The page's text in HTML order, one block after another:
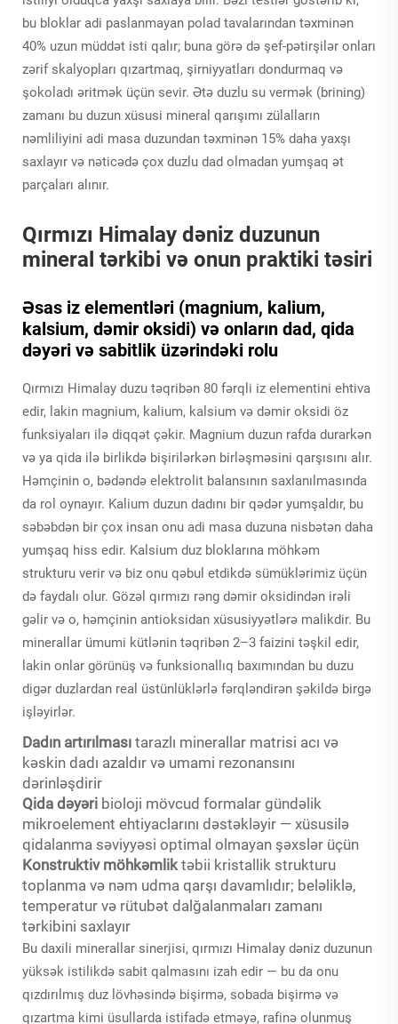
bu bloklar adi paslanmayan polad tavalarından təxminən
40% uzun müddət isti qalır; buna görə də şef-pətirşilər onları
zərif skalyopları qızartmaq, şirniyyatları dondurmaq və
şokoladı əritmək üçün sevir. Ətə duzlu su vermək (brining)
zamanı bu duzun xüsusi mineral qarışımı zülalların
nəmliliyini adi masa duzundan təxminən 15% daha yaxşı
saxlayır və nəticədə çox duzlu dad olmadan yumşaq ət
parçaları alınır.
Qırmızı Himalay dəniz duzunun
mineral tərkibi və onun praktiki təsiri
Əsas iz elementləri (magnium, kalium,
kalsium, dəmir oksidi) və onların dad, qida
dəyəri və sabitlik üzərindəki rolu
Qırmızı Himalay duzu təqribən 80 fərqli iz elementini ehtiva
edir, lakin magnium, kalium, kalsium və dəmir oksidi öz
funksiyaları ilə diqqət çəkir. Magnium duzun rafda durarkən
və ya qida ilə birlikdə bişirilərkən birləşməsini qarşısını alır.
Həmçinin o, bədəndə elektrolit balansının saxlanılmasında
da rol oynayır. Kalium duzun dadını bir qədər yumşaldır, bu
səbəbdən bir çox insan onu adi masa duzuna nisbətən daha
yumşaq hiss edir. Kalsium duz bloklarına möhkəm
strukturu verir və biz onu qəbul etdikdə sümüklərimiz üçün
də faydalı olur. Gözəl qırmızı rəng dəmir oksidindən irəli
gəlir və o, həmçinin antioksidan xüsusiyyətlərə malikdir. Bu
minerallar ümumi kütlənin təqribən 2–3 faizini təşkil edir,
lakin onlar görünüş və funksionallıq baxımından bu duzu
digər duzlardan real üstünlüklərlə fərqləndirən şəkildə birgə
işləyirlər.
Dadın artırılması tarazlı minerallar matrisi acı və
kəskin dadı azaldır və umami rezonansını
dərinləşdirir
Qida dəyəri bioloji mövcud formalar gündəlik
mikroelement ehtiyaclarını dəstəkləyir — xüsusilə
qidalanma səviyyəsi optimal olmayan şəxslər üçün
Konstruktiv möhkəmlik təbii kristallik strukturu
toplanma və nəm udma qarşı davamlıdır; beləliklə,
temperatur və rütubət dalğalanmaları zamanı
tərkibini saxlayır
Bu daxili minerallar sinerjisi, qırmızı Himalay dəniz duzunun
yüksək istilikdə sabit qalmasını izah edir — bu da onu
qızdırılmış duz lövhəsində bişirmə, sobada bişirmə və
qızartma kimi üsullarda istifadə etməyə, rafinə olunmuş